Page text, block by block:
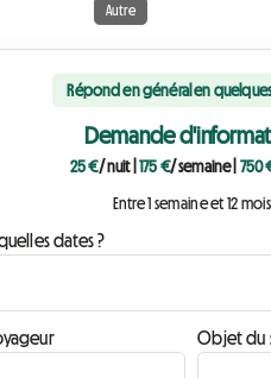
Autre
Répond en général en
Demande
25 €/ nuit|175 €/ semaine| 750
Entre 1 semaine et 12 mois
dates ?
Objet du